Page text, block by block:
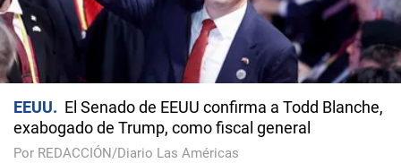
EEUU
El Senado de EEUU confirma a Todd Blanche,
exabogado de Trump, como fiscal general
Por REDACCIÓN/Diario Las Américas